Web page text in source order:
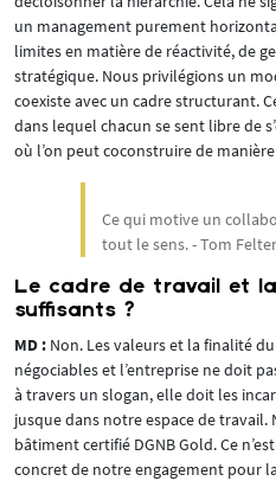
un management purement
limites en matière de réactivité, de
stratégique. Nous privilégions un
coexiste avec un cadre structurant.
dans lequel chacun se sent libre de
où l’on peut coconstruire de
Ce qui motive un
tout le sens. - Tom
Le cadre de travail et
suffisants ?
MD : Non. Les valeurs et la finalité
négociables et l’entreprise ne doit
à travers un slogan, elle doit les
jusque dans notre espace de travail.
bâtiment certifié DGNB Gold. Ce
concret de notre engagement pour